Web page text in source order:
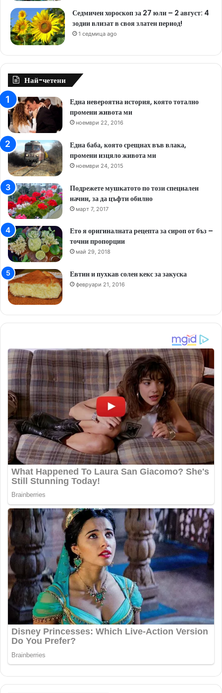
Седмичен хороскоп за 27 юли – 2 август: 4
зодии влизат в своя златен период!
1 седмица ago
Най-четени
Една невероятна история, която тотално
промени живота ми
ноември 22, 2016
Една баба, която срещнах във влака,
промени изцяло живота ми
ноември 24, 2015
Подрежете мушкатото по този специален
начин, за да цъфти обилно
март 7, 2017
Ето я оригиналната рецепта за сироп от бъз –
точни пропорции
май 29, 2018
Евтин и пухкав солен кекс за закуска
февруари 21, 2016